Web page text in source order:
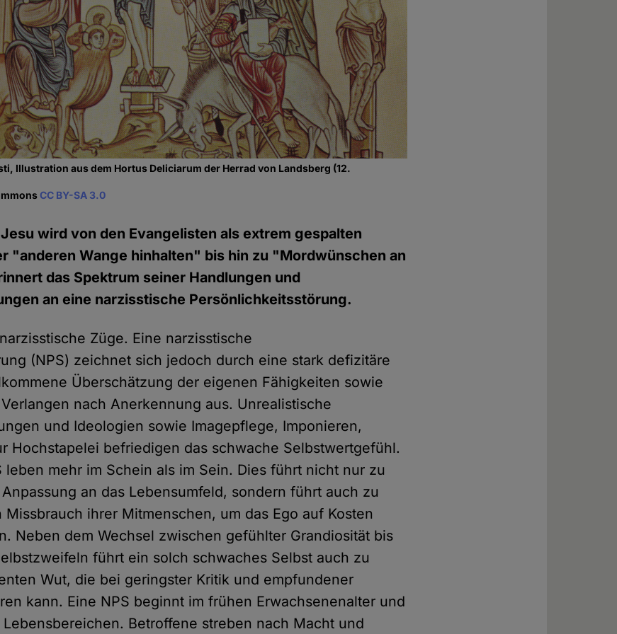
Illustration aus dem Hortus Deliciarum der Herrad von Landsberg (12.
CC BY-SA 3.0
wird von den Evangelisten als extrem gespalten
"anderen Wange hinhalten" bis hin zu "Mordwünschen an
das Spektrum seiner Handlungen und
an eine narzisstische Persönlichkeitsstörung.
Züge. Eine narzisstische
(NPS) zeichnet sich jedoch durch eine stark defizitäre
Überschätzung der eigenen Fähigkeiten sowie
nach Anerkennung aus. Unrealistische
und Ideologien sowie Imagepflege, Imponieren,
Hochstapelei befriedigen das schwache Selbstwertgefühl.
leben mehr im Schein als im Sein. Dies führt nicht nur zu
an das Lebensumfeld, sondern führt auch zu
ihrer Mitmenschen, um das Ego auf Kosten
Neben dem Wechsel zwischen gefühlter Grandiosität bis
führt ein solch schwaches Selbst auch zu
Wut, die bei geringster Kritik und empfundener
kann. Eine NPS beginnt im frühen Erwachsenenalter und
Betroffene streben nach Macht und